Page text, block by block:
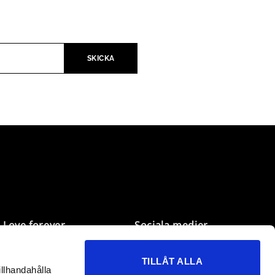
TILLÅT ALLA
Love forever
Önskelistan
Sociala medier
Facebook
Instagram